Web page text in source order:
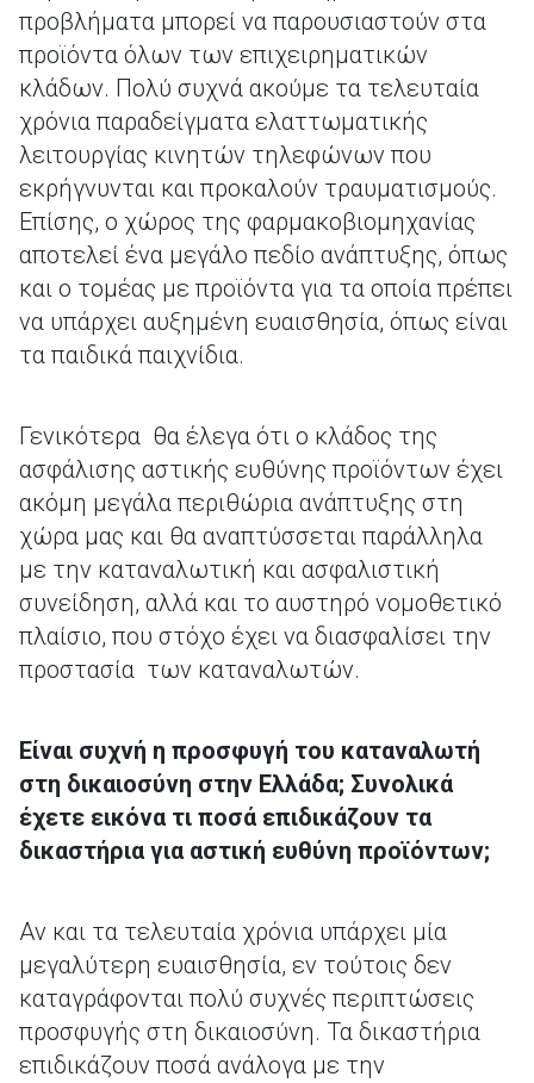
προβλήματα μπορεί να παρουσιαστούν στα
προϊόντα όλων των επιχειρηματικών
κλάδων. Πολύ συχνά ακούμε τα τελευταία
χρόνια παραδείγματα ελαττωματικής
λειτουργίας κινητών τηλεφώνων που
εκρήγνυνται και προκαλούν τραυματισμούς.
Επίσης, ο χώρος της φαρμακοβιομηχανίας
αποτελεί ένα μεγάλο πεδίο ανάπτυξης, όπως
και ο τομέας με προϊόντα για τα οποία πρέπει
να υπάρχει αυξημένη ευαισθησία, όπως είναι
τα παιδικά παιχνίδια.
Γενικότερα θα έλεγα ότι ο κλάδος της
ασφάλισης αστικής ευθύνης προϊόντων έχει
ακόμη μεγάλα περιθώρια ανάπτυξης στη
χώρα μας και θα αναπτύσσεται παράλληλα
με την καταναλωτική και ασφαλιστική
συνείδηση, αλλά και το αυστηρό νομοθετικό
πλαίσιο, που στόχο έχει να διασφαλίσει την
προστασία των καταναλωτών.
Είναι συχνή η προσφυγή του καταναλωτή
στη δικαιοσύνη στην Ελλάδα; Συνολικά
έχετε εικόνα τι ποσά επιδικάζουν τα
δικαστήρια για αστική ευθύνη προϊόντων;
Αν και τα τελευταία χρόνια υπάρχει μία
μεγαλύτερη ευαισθησία, εν τούτοις δεν
καταγράφονται πολύ συχνές περιπτώσεις
προσφυγής στη δικαιοσύνη. Τα δικαστήρια
επιδικάζουν ποσά ανάλογα με την